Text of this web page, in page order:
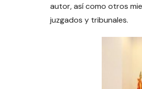
autor, así como otros
juzgados y tribunales.